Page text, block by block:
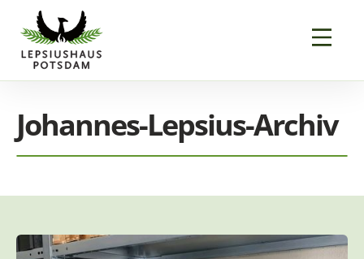
Johannes-Lepsius-Archiv